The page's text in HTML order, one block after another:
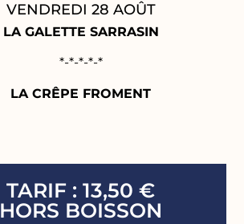
VENDREDI 28 AOÛT
LA GALETTE SARRASIN
*-*-*-*-*
LA CRÊPE FROMENT
TARIF : 13,50 €
HORS BOISSON